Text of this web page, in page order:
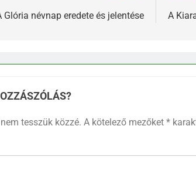
Glória névnap eredete és jelentése
A
tesszük közzé. A kötelező mezőket *